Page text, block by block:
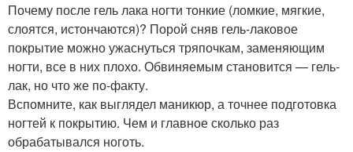
Почему после гель лака ногти тонкие (ломкие, мягкие,
слоятся, истончаются)? Порой сняв гель-лаковое
покрытие можно ужаснуться тряпочкам, заменяющим
ногти, все в них плохо. Обвиняемым становится — гель-
лак, но что же по-факту.
Вспомните, как выглядел маникюр, а точнее подготовка
ногтей к покрытию. Чем и главное сколько раз
обрабатывался ноготь.